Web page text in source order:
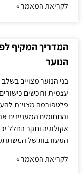
לקריאת המאמר »
המדריך המקיף
הנוער
בני הנוער מצויים
עצמית ורוכשים
פלטפורמה מצוינת
והתחומים המעניינים
אקולוגיה וחקר החלל
המעורבות של
לקריאת המאמר »